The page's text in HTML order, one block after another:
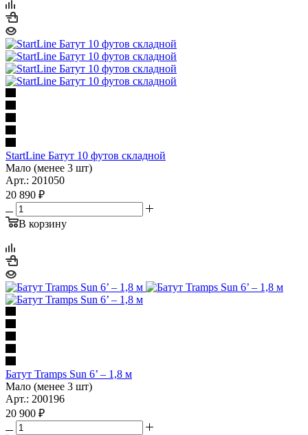
StartLine Батут 10 футов складной
Мало (менее 3 шт)
Арт.: 201050
20 890 ₽
В корзину
Батут Tramps Sun 6’ – 1,8 м
Мало (менее 3 шт)
Арт.: 200196
20 900 ₽